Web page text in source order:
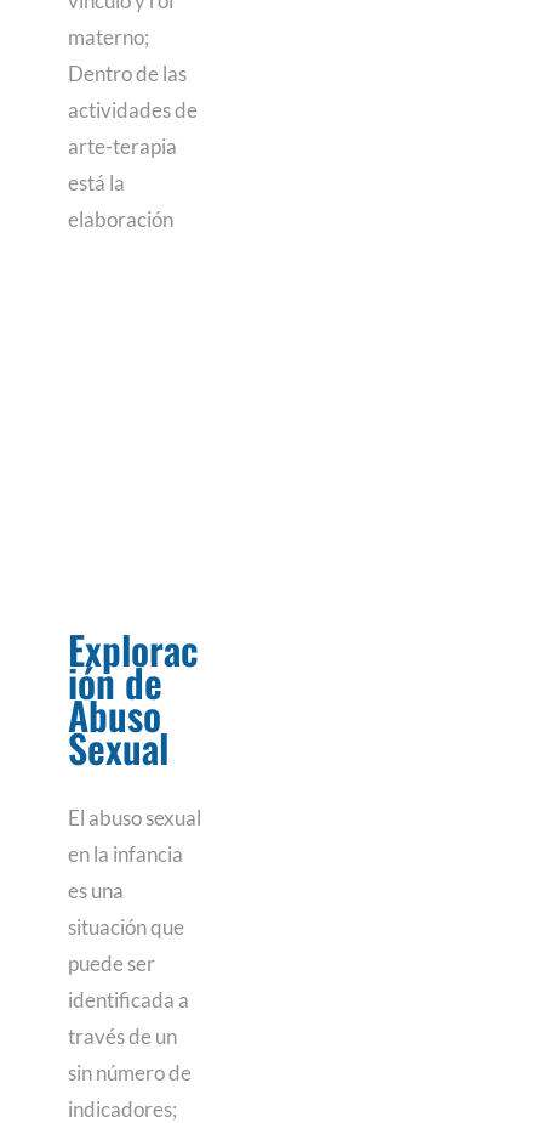
materno;
Dentro de las
actividades de
arte-terapia
está la
elaboración
Explorac
ión de
Abuso
Sexual
El abuso sexual
en la infancia
es una
situación que
puede ser
identificada a
través de un
sin número de
indicadores;